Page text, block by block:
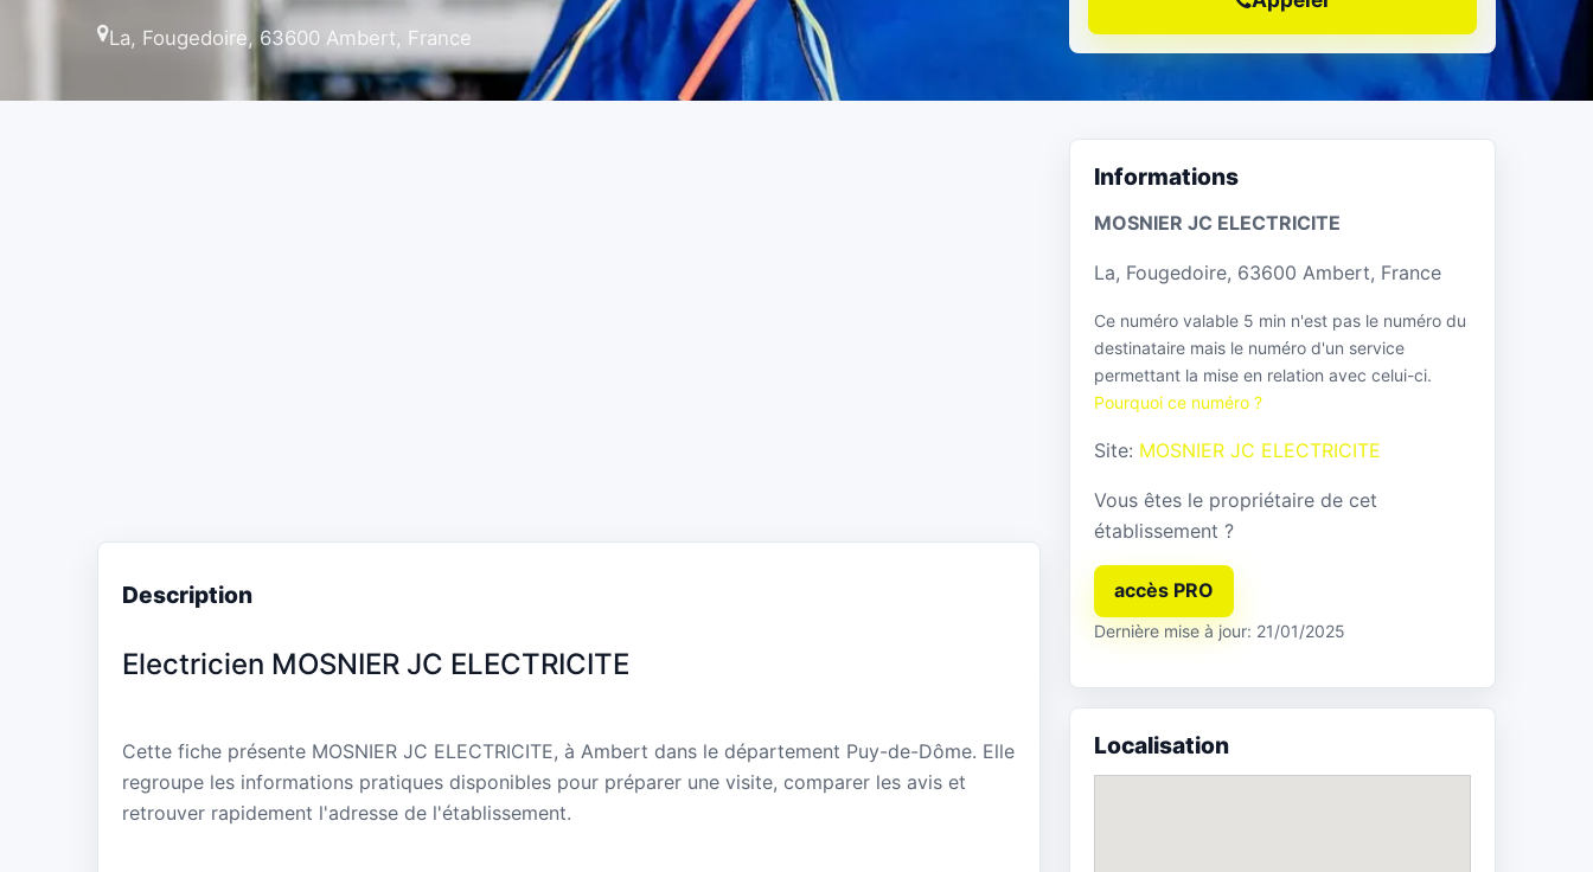
La, Fougedoire, 63600 Ambert, France
Description
Electricien MOSNIER JC ELECTRICITE
Cette fiche présente MOSNIER JC ELECTRICITE, à Ambert dans le département Puy-de-Dôme. Elle
regroupe les informations pratiques disponibles pour préparer une visite, comparer les avis et
retrouver rapidement l'adresse de l'établissement.
Informations
MOSNIER JC ELECTRICITE
La, Fougedoire, 63600 Ambert, France
Ce numéro valable 5 min n'est pas le numéro du
destinataire mais le numéro d'un service
permettant la mise en relation avec celui-ci.
Pourquoi ce numéro ?
Site: MOSNIER JC ELECTRICITE
Vous êtes le propriétaire de cet
établissement ?
accès PRO
Dernière mise à jour: 21/01/2025
Localisation